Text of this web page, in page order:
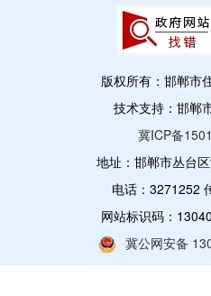
版权所有：邯郸市
技术支持：邯郸
冀ICP备
地址：邯郸市丛台
电话：3271252
网站标识码：
冀公网安备